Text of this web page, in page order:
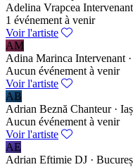
Adelina Vrapcea
1 événement à venir
Voir l'artiste
AM
Adina Marinca Intervenant
Aucun événement à venir
Voir l'artiste
AB
Adrian Beznă Chanteur ·
Aucun événement à venir
Voir l'artiste
AE
Adrian Eftimie DJ ·